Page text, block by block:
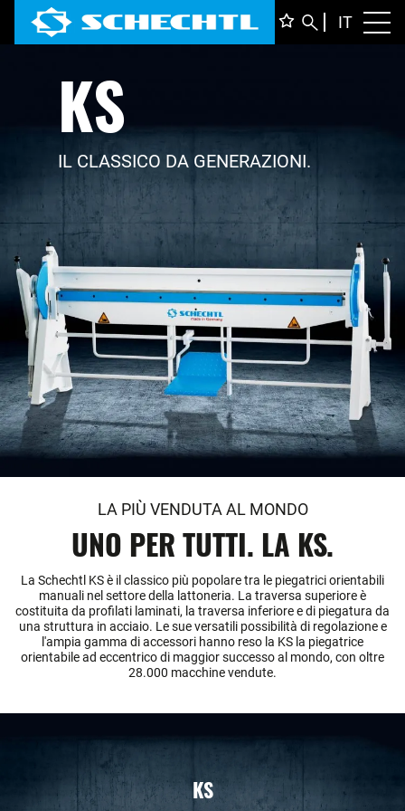
IT
KS
IL CLASSICO DA GENERAZIONI.
LA PIÙ VENDUTA AL MONDO
UNO PER TUTTI. LA KS.
La Schechtl KS è il classico più popolare tra le piegatrici orientabili
manuali nel settore della lattoneria. La traversa superiore è
costituita da profilati laminati, la traversa inferiore e di piegatura da
una struttura in acciaio. Le sue versatili possibilità di regolazione e
l'ampia gamma di accessori hanno reso la KS la piegatrice
orientabile ad eccentrico di maggior successo al mondo, con oltre
28.000 macchine vendute.
KS